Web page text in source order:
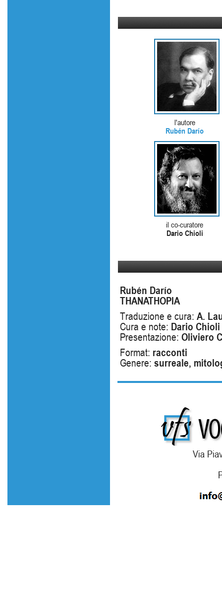
l'autore
Rubén Darío
il co-curatore
Dario Chioli
Rubén Darío
THANATHOPIA
Traduzione e cura: A.
Cura e note: Dario Chioli
Presentazione: Oliviero
Format: racconti
Genere: surreale,
Via